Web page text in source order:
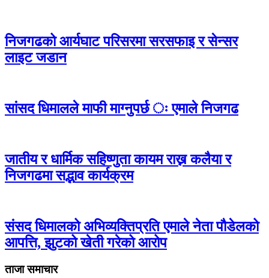
निजगढको आर्यघाट परिसरमा सरसफाइ र सेन्सर
लाइट जडान
सांसद धिमालले माफी माग्नुपर्छ ः एमाले निजगढ
जातीय र धार्मिक सहिष्णुता कायम राख्न कलैया र
निजगढमा सद्भाव कार्यक्रम
संसद धिमालको अभिव्यक्तिप्रति एमाले नेता पौडेलको
आपत्ति, झुटको खेती गरेको आरोप
ताजा समाचार